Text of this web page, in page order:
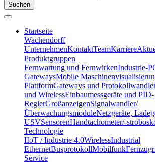
Suchen
Startseite
Wachendorff
UnternehmenKontaktTeamKarriere
Produktgruppen
Fernwartung und FernwirkenIndustrie-
GatewaysMobile
PlattformGateways und
und WirelessEinbaumessgeräte und PID-
ReglerGroßanzeigenSignalwandler/
ÜberwachungsmoduleNetzgeräte,
USVSensorenHandtachometer/-
Technologie
IIoT / Industrie 4.0WirelessIndustrial
EthernetBusprotokollMobilfunk
Service